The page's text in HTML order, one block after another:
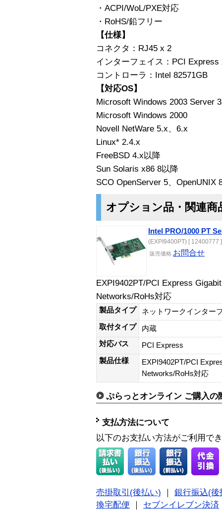
・ACPI/WoL/PXE対応
・RoHS/鉛フリー
【仕様】
コネクタ：RJ45 x 2
インターフェイス：PCI Express
コントローラ：Intel 82571GB
【対応OS】
Microsoft Windows 2003 Server
Microsoft Windows 2000
Novell NetWare 5.x、6.x
Linux* 2.4.x
FreeBSD 4.x以降
Sun Solaris x86 8以降
SCO OpenServer 5、OpenUNIX
オプション品・関連商
Intel PRO/1000 PT
(EXPI9400PT) [ 12400777 ]
販売価格 お問合せ
EXPI9402PT/PCI Express
Networks/RoHs対応
製品タイプ
ネットワークインター
取付タイプ
内蔵
対応バス
PCI Express
製品仕様
EXPI9402PT/PCI
Networks/RoHs対応
ぷらっとオンライン ご購入の
支払方法について
以下のお支払い方法がご利用で
売掛取引(後払い)
銀行振込(後
換宅配便
セブンイレブン決済